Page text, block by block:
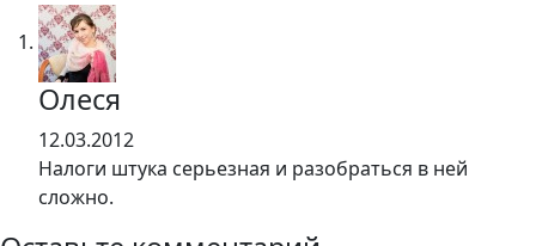
Олеся
12.03.2012
Налоги штука серьезная и разобраться в ней
сложно.